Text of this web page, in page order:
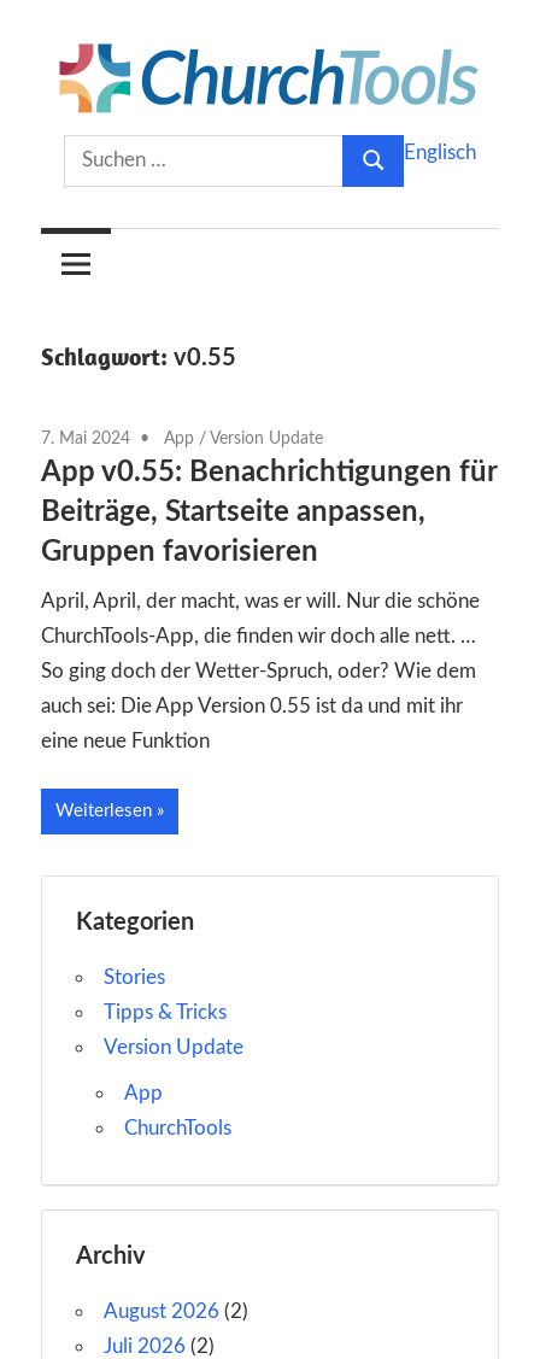
Inhalt
springen
ChurchTools
Blog
(Deutsch)
KircheSuchen
nach:
Suchen
Englisch
Schlagwort: v0.55
7. Mai 2024 App / Version Update
App v0.55: Benachrichtigungen für
Beiträge, Startseite anpassen,
Gruppen favorisieren
April, April, der macht, was er will. Nur die schöne
ChurchTools-App, die finden wir doch alle nett. …
So ging doch der Wetter-Spruch, oder? Wie dem
auch sei: Die App Version 0.55 ist da und mit ihr
eine neue Funktion
Weiterlesen
Kategorien
Stories
Tipps & Tricks
Version Update
App
ChurchTools
Archiv
August 2026 (2)
Juli 2026 (2)